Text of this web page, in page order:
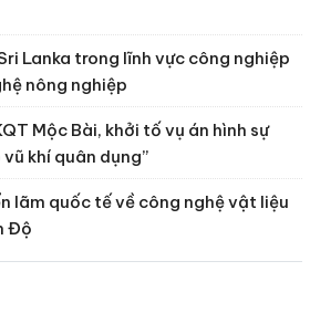
Lanka trong lĩnh vực công nghiệp
nông nghiệp
Mộc Bài, khởi tố vụ án hình sự
khí quân dụng”
lãm quốc tế về công nghệ vật liệu
Độ